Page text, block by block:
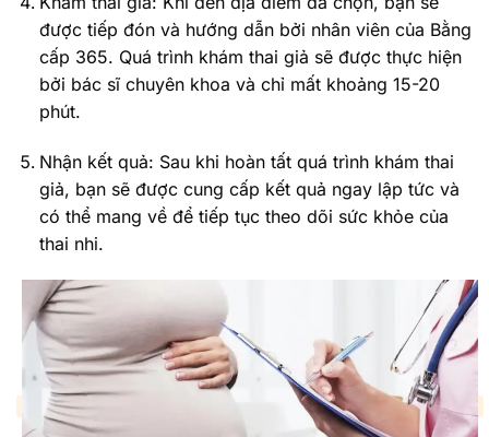
được tiếp đón và hướng dẫn bởi nhân viên của Bằng
cấp 365. Quá trình khám thai giả sẽ được thực hiện
bởi bác sĩ chuyên khoa và chỉ mất khoảng 15-20
phút.
Nhận kết quả: Sau khi hoàn tất quá trình khám thai
giả, bạn sẽ được cung cấp kết quả ngay lập tức và
có thể mang về để tiếp tục theo dõi sức khỏe của
thai nhi.